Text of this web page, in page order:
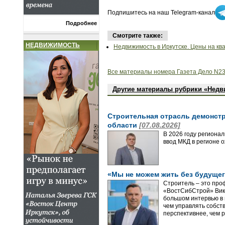
Подробнее
НЕДВИЖИМОСТЬ
Подпишитесь на наш Telegram-канал
Смотрите также:
Недвижимость в Иркутске. Цены на
Все материалы номера Газета Дело
Другие материалы рубрики
Строительная отрасль
области [07.08.2026]
В 2026 году
ввод МКД в регионе
«Мы не можем жить без
Строитель – это
«ВостСибСтрой»
большом интервью в
чем управлять
перспективнее, чем